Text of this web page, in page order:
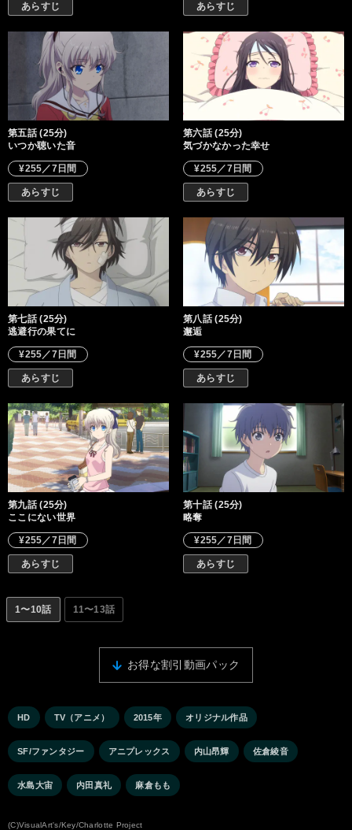
あらすじ あらすじ
第五話 (25分)
いつか聴いた音
¥255／7日間
あらすじ
第六話 (25分)
気づかなかった幸せ
¥255／7日間
あらすじ
第七話 (25分)
逃避行の果てに
¥255／7日間
あらすじ
第八話 (25分)
邂逅
¥255／7日間
あらすじ
第九話 (25分)
ここにない世界
¥255／7日間
あらすじ
第十話 (25分)
略奪
¥255／7日間
あらすじ
1〜10話 11〜13話
お得な割引動画パック
HD TV（アニメ） 2015年 オリジナル作品
SF/ファンタジー アニプレックス 内山昂輝 佐倉綾音
水島大宙 内田真礼 麻倉もも
(C)VisualArt's/Key/Charlotte Project